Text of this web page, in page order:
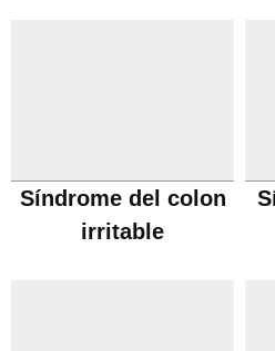
Síndrome del colon
irritable